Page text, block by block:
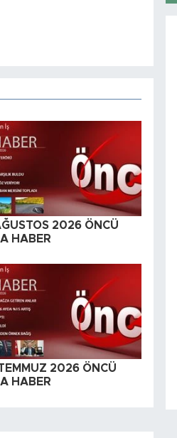
2026 ÖNCÜ
HABER
2026 ÖNCÜ
HABER